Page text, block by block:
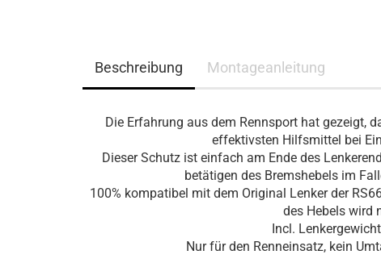
Beschreibung Montageanleitung
Die Erfahrung aus dem Rennsport hat gezeigt,
effektivsten Hilfsmittel bei
Dieser Schutz ist einfach am Ende des
betätigen des Bremshebels im
100% kompatibel mit dem Original Lenker der
des Hebels wird
Incl.
Nur für den Renneinsatz, kein